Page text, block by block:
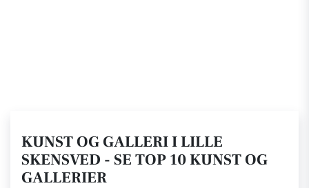
KUNST OG GALLERI I LILLE
SKENSVED - SE TOP 10 KUNST OG
GALLERIER